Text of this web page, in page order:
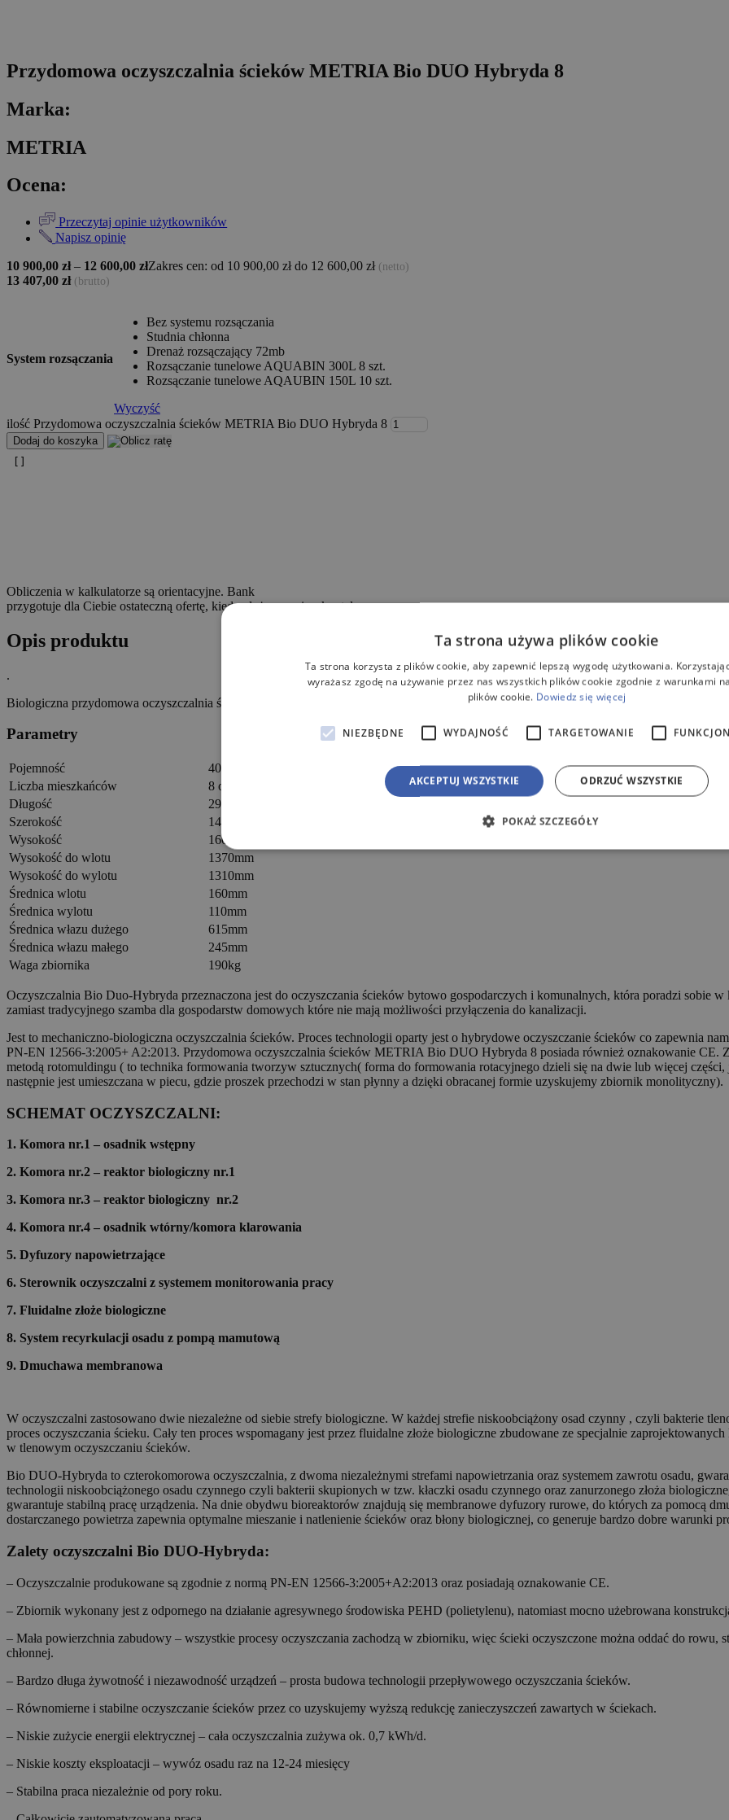
Przydomowa oczyszczalnia ścieków METRIA Bio DUO Hybryda 8
Marka:
METRIA
Ocena:
Przeczytaj opinie użytkowników
Napisz opinię
10 900,00 zł – 12 600,00 złZakres cen: od 10 900,00 zł do 12 600,00 zł (netto)
13 407,00 zł (brutto)
System rozsączania
Bez systemu rozsączania
Studnia chłonna
Drenaż rozsączający 72mb
Rozsączanie tunelowe AQUABIN 300L 8 szt.
Rozsączanie tunelowe AQAUBIN 150L 10 szt.
Wyczyść
ilość Przydomowa oczyszczalnia ścieków METRIA Bio DUO Hybryda 8
Dodaj do koszyka
Obliczenia w kalkulatorze są orientacyjne. Bank
przygotuje dla Ciebie ostateczną ofertę, kiedy złożysz wniosek ratalny.
Opis produktu
.
Biologiczna przydomowa oczyszczalnia ścieków
o pojemności 4000L przeznaczona maksymalnie dla 8
Parametry
Pojemność
4000L
Liczba mieszkańców
8 osób
Długość
2900mm
Szerokość
1400mm
Wysokość
1600mm
Wysokość do wlotu
1370mm
Wysokość do wylotu
1310mm
Średnica wlotu
160mm
Średnica wylotu
110mm
Średnica włazu dużego
615mm
Średnica włazu małego
245mm
Waga zbiornika
190kg
Oczyszczalnia Bio Duo-Hybryda przeznaczona jest do oczyszczania ścieków bytowo gospodarczych i komunalnych, która poradzi sobie
zamiast tradycyjnego szamba dla gospodarstw domowych które nie mają możliwości przyłączenia do kanalizacji.
Jest to mechaniczno-biologiczna oczyszczalnia ścieków. Proces technologii oparty jest o hybrydowe oczyszczanie ścieków co zapewnia
PN-EN 12566-3:2005+ A2:2013. Przydomowa oczyszczalnia ścieków METRIA Bio DUO Hybryda 8 posiada również oznakowanie
metodą rotomuldingu ( to technika formowania tworzyw sztucznych( forma do formowania rotacyjnego dzieli się na dwie lub więcej
następnie jest umieszczana w piecu, gdzie proszek przechodzi w stan płynny a dzięki obracanej formie uzyskujemy zbiornik monolityczny).
SCHEMAT OCZYSZCZALNI:
1. Komora nr.1 – osadnik wstępny
2. Komora nr.2 – reaktor biologiczny nr.1
3. Komora nr.3 – reaktor biologiczny nr.2
4. Komora nr.4 – osadnik wtórny/komora klarowania
5. Dyfuzory napowietrzające
6. Sterownik oczyszczalni z systemem monitorowania pracy
7. Fluidalne złoże biologiczne
8. System recyrkulacji osadu z pompą mamutową
9. Dmuchawa membranowa
W oczyszczalni zastosowano dwie niezależne od siebie strefy biologiczne. W każdej strefie niskoobciążony osad czynny , czyli bakterie
proces oczyszczania ścieku. Cały ten proces wspomagany jest przez fluidalne złoże biologiczne zbudowane ze specjalnie
w tlenowym oczyszczaniu ścieków.
Bio DUO-Hybryda to czterokomorowa oczyszczalnia, z dwoma niezależnymi strefami napowietrzania oraz systemem zawrotu osadu,
technologii niskoobciążonego osadu czynnego czyli bakterii skupionych w tzw. kłaczki osadu czynnego oraz zanurzonego złoża
gwarantuje stabilną pracę urządzenia. Na dnie obydwu bioreaktorów znajdują się membranowe dyfuzory rurowe, do których za pomocą
dostarczanego powietrza zapewnia optymalne mieszanie i natlenienie ścieków oraz błony biologicznej, co generuje bardzo dobre warunki
Zalety oczyszczalni Bio DUO-Hybryda:
– Oczyszczalnie produkowane są zgodnie z normą PN-EN 12566-3:2005+A2:2013 oraz posiadają oznakowanie CE.
– Zbiornik wykonany jest z odpornego na działanie agresywnego środowiska PEHD (polietylenu), natomiast mocno użebrowana
– Mała powierzchnia zabudowy – wszystkie procesy oczyszczania zachodzą w zbiorniku, więc ścieki oczyszczone można oddać do rowu,
chłonnej.
– Bardzo długa żywotność i niezawodność urządzeń – prosta budowa technologii przepływowego oczyszczania ścieków.
– Równomierne i stabilne oczyszczanie ścieków przez co uzyskujemy wyższą redukcję zanieczyszczeń zawartych w ściekach.
– Niskie zużycie energii elektrycznej – cała oczyszczalnia zużywa ok. 0,7 kWh/d.
– Niskie koszty eksploatacji – wywóz osadu raz na 12-24 miesięcy
– Stabilna praca niezależnie od pory roku.
Ta strona używa plików cookie
Ta strona korzysta z plików cookie, aby zapewnić lepszą wygodę użytkowania.
wyrażasz zgodę na używanie przez nas wszystkich plików cookie zgodnie z warunkami
plików cookie. Dowiedz się więcej
NIEZBĘDNE WYDAJNOŚĆ TARGETOWANIE
AKCEPTUJ WSZYSTKIE ODRZUĆ WSZYSTKIE
POKAŻ SZCZEGÓŁY